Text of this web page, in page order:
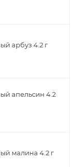
арбуз 4.2 г
апельсин 4.2
малина 4.2 г